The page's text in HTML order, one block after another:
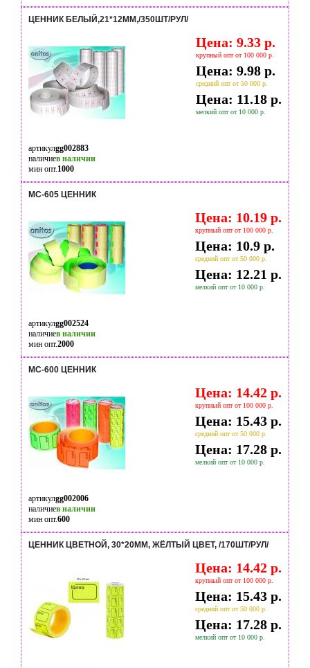
ЦЕННИК БЕЛЫЙ,21*12ММ,/350ШТ/РУЛ/
Цена: 9.33 р.
крупный опт от 100 000 р.
Цена: 9.98 р.
средний опт от 50 000 р.
Цена: 11.18 р.
мелкий опт от 10 000 р.
артикулgg002883
наличиев наличии
мин опт.1000
MC-605 ЦЕННИК
Цена: 10.19 р.
крупный опт от 100 000 р.
Цена: 10.9 р.
средний опт от 50 000 р.
Цена: 12.21 р.
мелкий опт от 10 000 р.
артикулgg002524
наличиев наличии
мин опт.2000
MC-600 ЦЕННИК
Цена: 14.42 р.
крупный опт от 100 000 р.
Цена: 15.43 р.
средний опт от 50 000 р.
Цена: 17.28 р.
мелкий опт от 10 000 р.
артикулgg002006
наличиев наличии
мин опт.600
ЦЕННИК ЦВЕТНОЙ, 30*20ММ, ЖЁЛТЫЙ ЦВЕТ, /170ШТ/РУЛ/
Цена: 14.42 р.
крупный опт от 100 000 р.
Цена: 15.43 р.
средний опт от 50 000 р.
Цена: 17.28 р.
мелкий опт от 10 000 р.